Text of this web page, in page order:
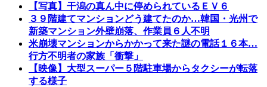
【写真】干潟の真ん中に停められているＥＶ６
３９階建てマンションどう建てたのか…韓国・光州で
新築マンション外壁崩落、作業員６人不明
米崩壊マンションからかかって来た謎の電話１６本…
行方不明者の家族「衝撃」
【映像】大型スーパー５階駐車場からタクシーが転落
する様子